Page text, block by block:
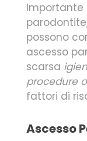
Importante
possono
ascesso
scarsa
procedure
fattori di
Ascesso